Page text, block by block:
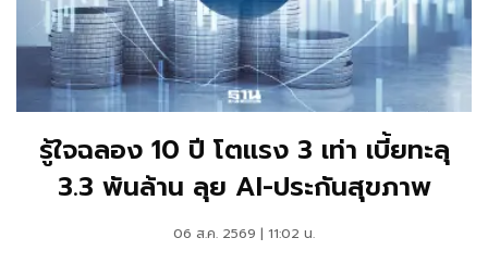
รู้ใจฉลอง 10 ปี โตแรง 3 เท่า เบี้ยทะลุ
3.3 พันล้าน ลุย AI-ประกันสุขภาพ
06 ส.ค. 2569 | 11:02 น.